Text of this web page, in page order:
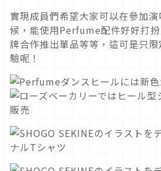
實現成員們希望大家可以在參加
候，能使用Perfume配件好好打
牌合作推出單品等等，這可是只
驗呢！